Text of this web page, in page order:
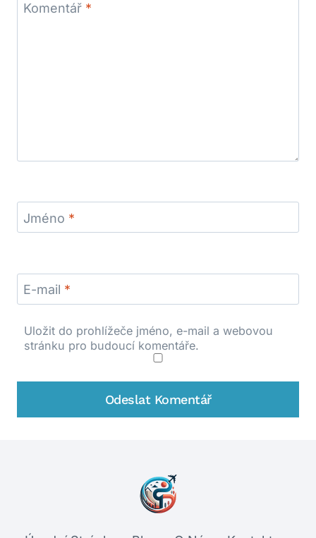
Komentář *
Jméno *
E-mail *
Uložit do prohlížeče jméno, e-mail a webovou
stránku pro budoucí komentáře.